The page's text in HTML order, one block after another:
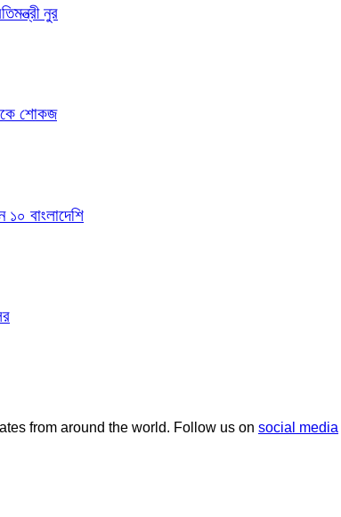
নুর
শোকজ
১০ বাংলাদেশি
from around the world. Follow us on social media